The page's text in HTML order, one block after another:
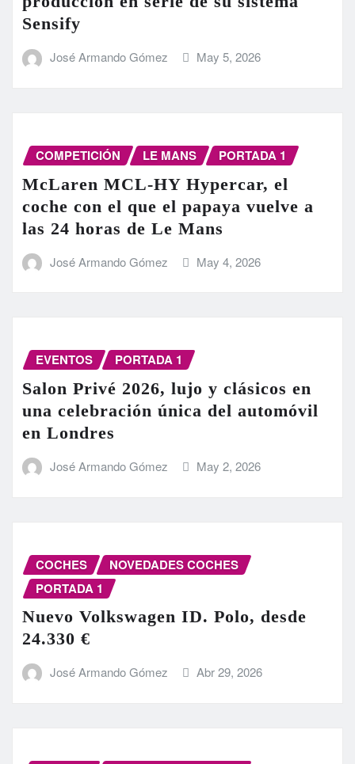
Sensify
José Armando Gómez May 5, 2026
COMPETICIÓN LE MANS PORTADA 1
McLaren MCL-HY Hypercar, el
coche con el que el papaya vuelve a
las 24 horas de Le Mans
José Armando Gómez May 4, 2026
EVENTOS PORTADA 1
Salon Privé 2026, lujo y clásicos en
una celebración única del automóvil
en Londres
José Armando Gómez May 2, 2026
COCHES
NOVEDADES COCHES
PORTADA 1
Nuevo Volkswagen ID. Polo, desde
24.330 €
José Armando Gómez Abr 29, 2026